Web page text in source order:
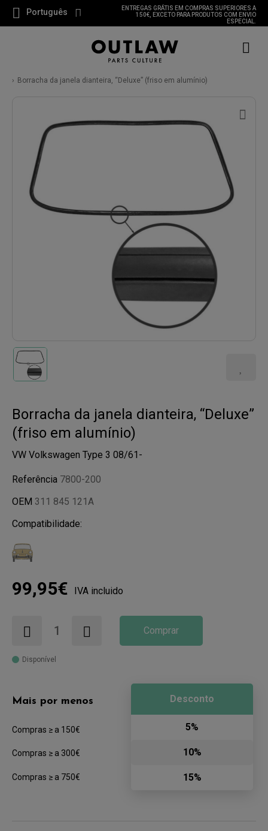
Português
ENTREGAS GRÁTIS EM COMPRAS SUPERIORES A
150€, EXCETO PARA PRODUTOS COM ENVIO
ESPECIAL.
Borracha da janela dianteira, “Deluxe” (friso em alumínio)
Borracha da janela dianteira, “Deluxe”
(friso em alumínio)
VW Volkswagen Type 3 08/61-
Referência 7800-200
OEM 311 845 121A
Compatibilidade:
99,95€ IVA incluido
Comprar
Disponível
Mais por menos
Compras ≥ a 150€
Compras ≥ a 300€
Compras ≥ a 750€
Desconto
5%
10%
15%